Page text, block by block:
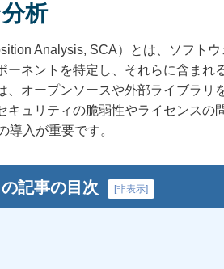
析
Analysis, SCA）とは、ソフト
ネントを特定し、それらに含まれ
オープンソースや外部ライブラリ
ュリティの脆弱性やライセンスの
入が重要です。
記事の目次 [非表示]